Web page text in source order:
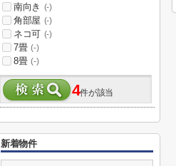
南向き (-)
角部屋 (-)
ネコ可 (-)
7畳 (-)
8畳 (-)
4件が該当
新着物件